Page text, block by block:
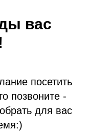
вас
посетить
позвоните -
для вас